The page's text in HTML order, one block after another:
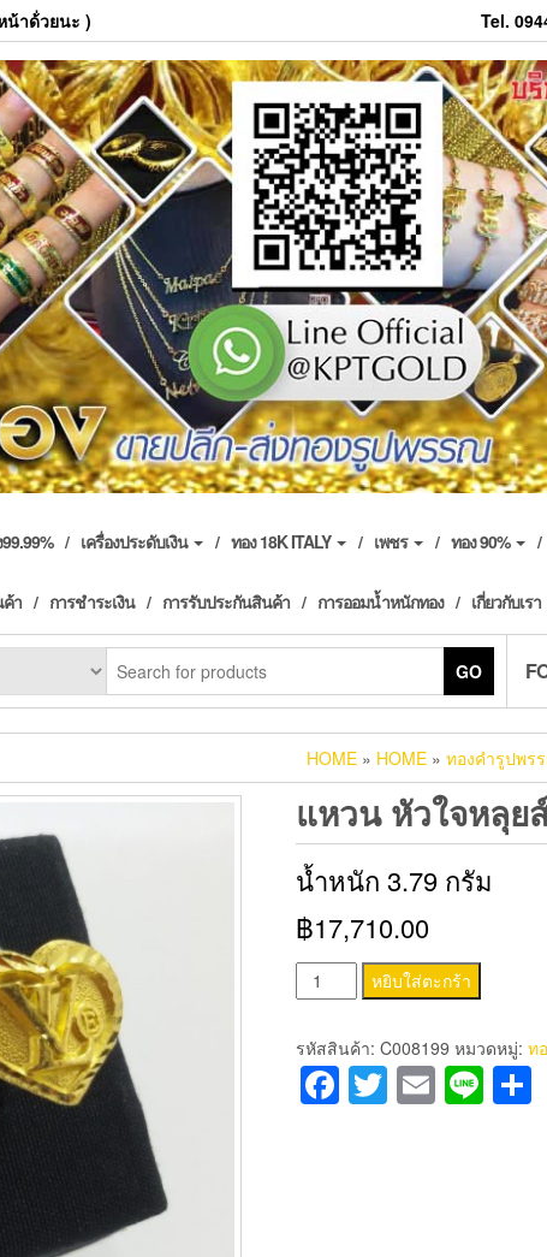
น้าด้่วยนะ ) Tel.
เครื่องประดับเงิน ทอง 18K ITALY เพชร ทอง 90%
า การชำระเงิน การรับประกันสินค้า การออมน้ำหนักทอง เกี่ยวกับเรา
GO
HOME » HOME » ทองคำรูปพร
แหวน หัวใจหลุย
น้ำหนัก 3.79 กรัม
฿17,710.00
จำนวน
แหวน
หัว
ใจ
หลุยส์
หยิบใส่ตะกร้า
รหัสสินค้า: C008199 หมวดหมู่: ท
Facebook
Twitter
Email
Line